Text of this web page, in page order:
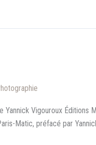
Yannick Vigouroux
Matic, préfacé par